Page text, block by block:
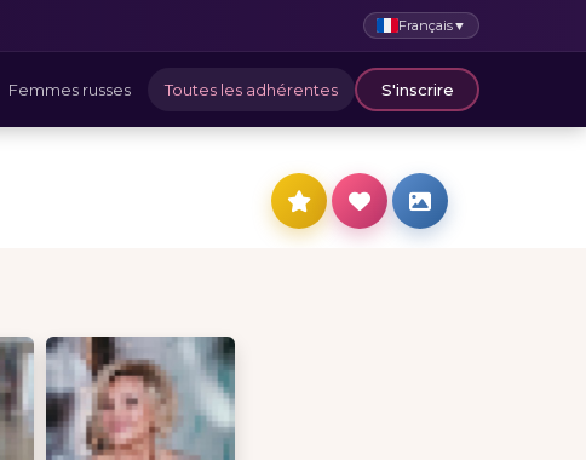
Français▼
Femmes russes Toutes les adhérentes S'inscrire